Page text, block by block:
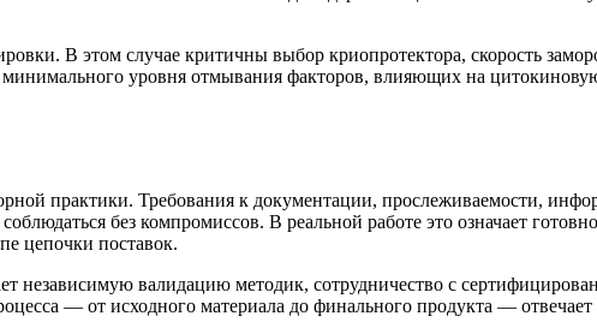
В этом случае критичны выбор криопротектора, скорость
уровня отмывания факторов, влияющих на
практики. Требования к документации, прослеживаемости,
без компромиссов. В реальной работе это означает
цепочки поставок.
независимую валидацию методик, сотрудничество с
— от исходного материала до финального продукта — отвечает